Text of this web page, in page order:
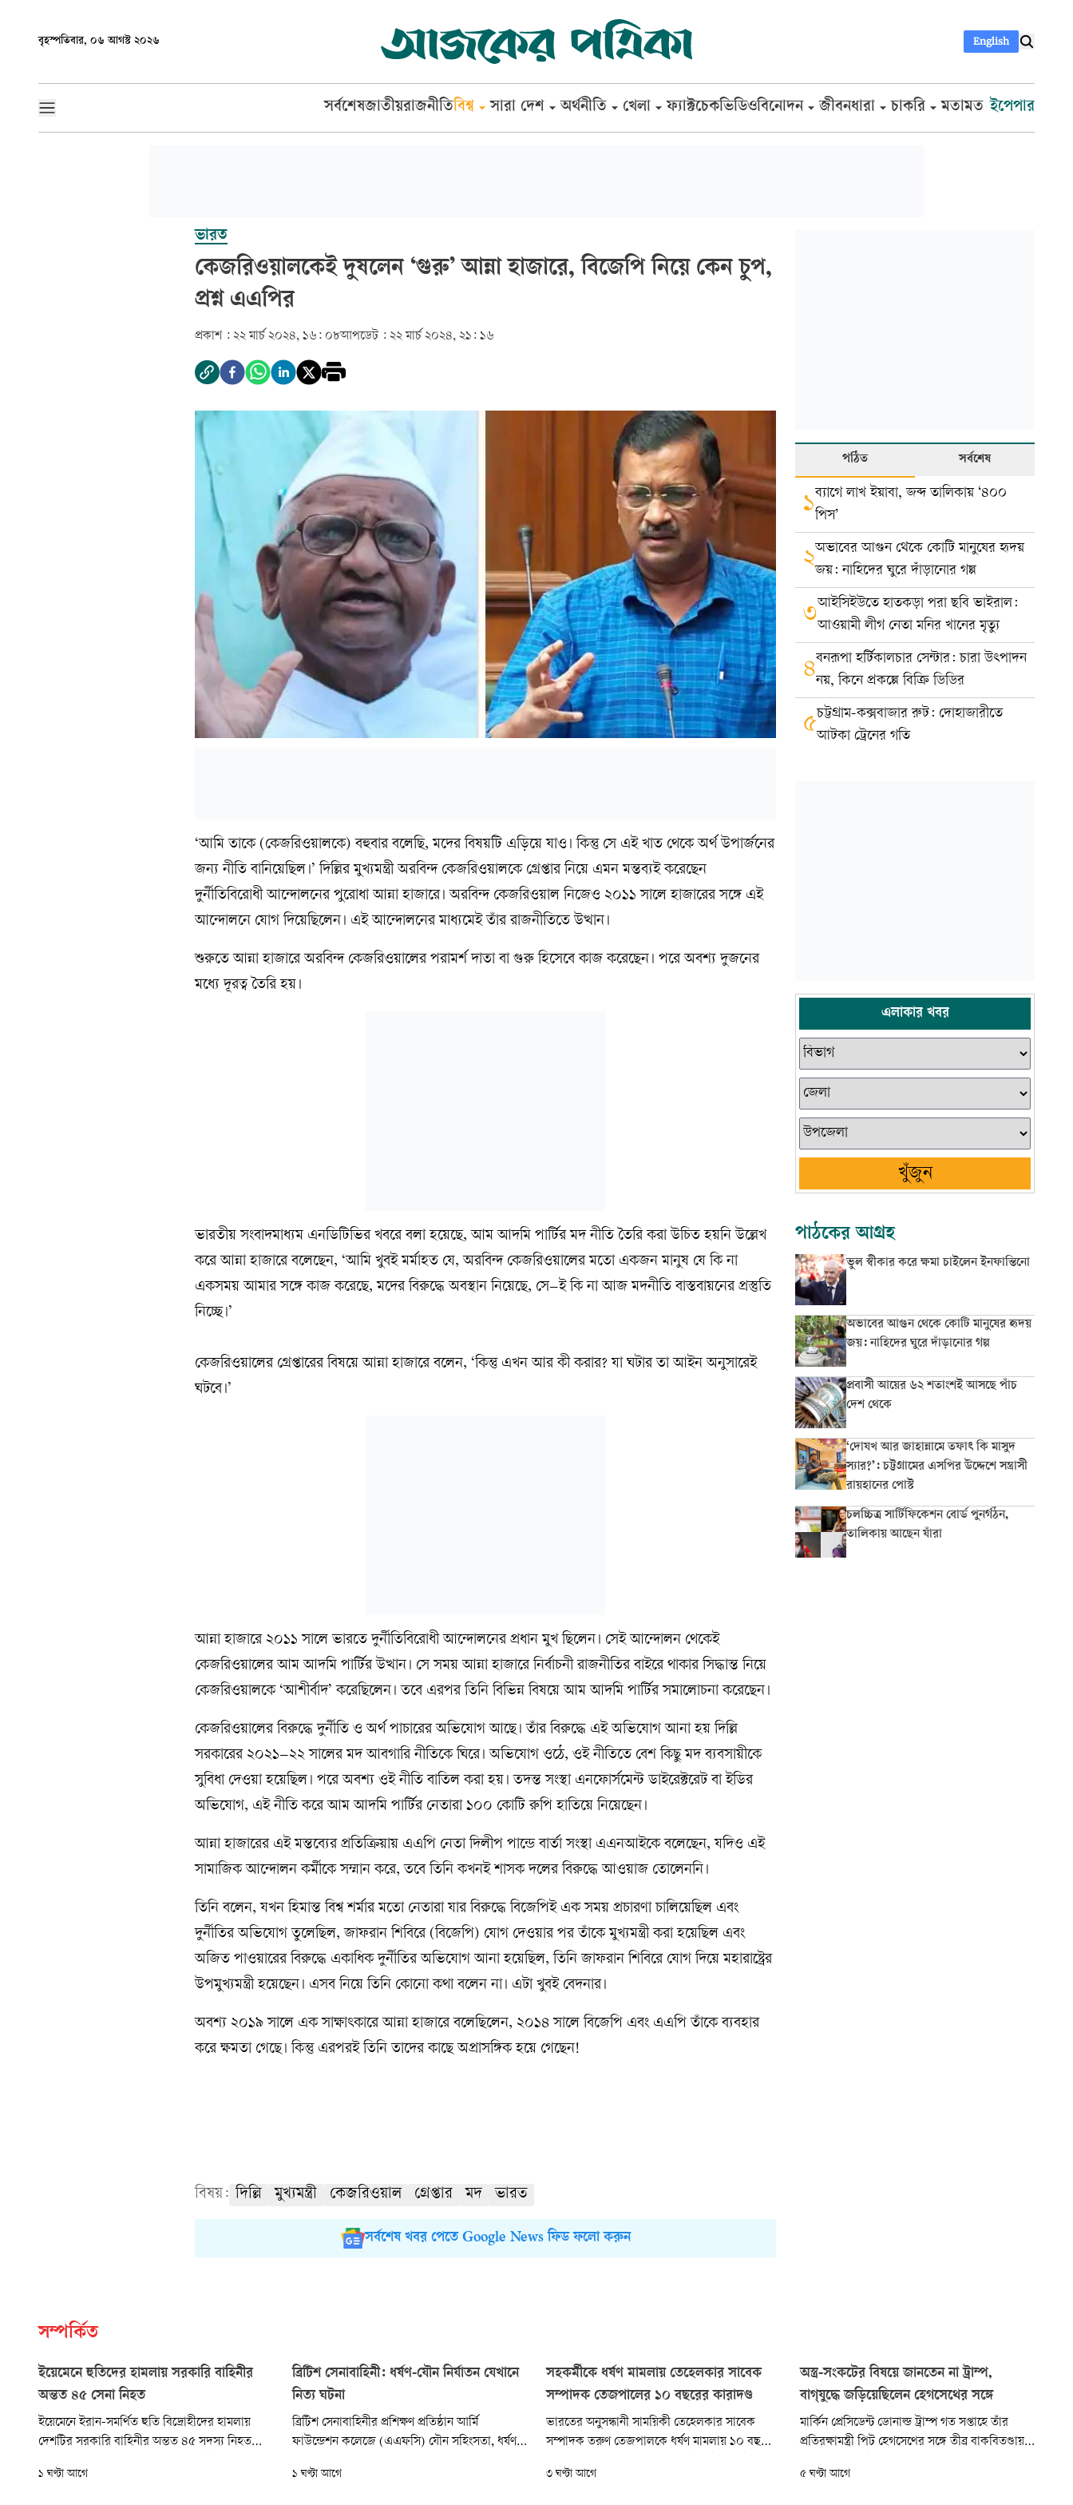
বৃহস্পতিবার, ০৬ আগস্ট ২০২৬ English
সর্বশেষজাতীয়রাজনীতিবিশ্ব সারা দেশ অর্থনীতি খেলা ফ্যাক্টচেকভিডিওবিনোদন জীবনধারা চাকরি মতামত ইপেপার
ভারত
কেজরিওয়ালকেই দুষলেন ‘গুরু’ আন্না হাজারে, বিজেপি নিয়ে কেন চুপ,
প্রশ্ন এএপির
প্রকাশ : ২২ মার্চ ২০২৪, ১৬: ০৮আপডেট : ২২ মার্চ ২০২৪, ২১: ১৬
‘আমি তাকে (কেজরিওয়ালকে) বহুবার বলেছি, মদের বিষয়টি এড়িয়ে যাও। কিন্তু সে এই খাত থেকে অর্থ উপার্জনের
জন্য নীতি বানিয়েছিল।’ দিল্লির মুখ্যমন্ত্রী অরবিন্দ কেজরিওয়ালকে গ্রেপ্তার নিয়ে এমন মন্তব্যই করেছেন
দুর্নীতিবিরোধী আন্দোলনের পুরোধা আন্না হাজারে। অরবিন্দ কেজরিওয়াল নিজেও ২০১১ সালে হাজারের সঙ্গে এই
আন্দোলনে যোগ দিয়েছিলেন। এই আন্দোলনের মাধ্যমেই তাঁর রাজনীতিতে উত্থান।
শুরুতে আন্না হাজারে অরবিন্দ কেজরিওয়ালের পরামর্শ দাতা বা গুরু হিসেবে কাজ করেছেন। পরে অবশ্য দুজনের
মধ্যে দূরত্ব তৈরি হয়।
ভারতীয় সংবাদমাধ্যম এনডিটিভির খবরে বলা হয়েছে, আম আদমি পার্টির মদ নীতি তৈরি করা উচিত হয়নি উল্লেখ
করে আন্না হাজারে বলেছেন, ‘আমি খুবই মর্মাহত যে, অরবিন্দ কেজরিওয়ালের মতো একজন মানুষ যে কি না
একসময় আমার সঙ্গে কাজ করেছে, মদের বিরুদ্ধে অবস্থান নিয়েছে, সে–ই কি না আজ মদনীতি বাস্তবায়নের প্রস্তুতি
নিচ্ছে।’
কেজরিওয়ালের গ্রেপ্তারের বিষয়ে আন্না হাজারে বলেন, ‘কিন্তু এখন আর কী করার? যা ঘটার তা আইন অনুসারেই
ঘটবে।’
আন্না হাজারে ২০১১ সালে ভারতে দুর্নীতিবিরোধী আন্দোলনের প্রধান মুখ ছিলেন। সেই আন্দোলন থেকেই
কেজরিওয়ালের আম আদমি পার্টির উত্থান। সে সময় আন্না হাজারে নির্বাচনী রাজনীতির বাইরে থাকার সিদ্ধান্ত নিয়ে
কেজরিওয়ালকে ‘আশীর্বাদ’ করেছিলেন। তবে এরপর তিনি বিভিন্ন বিষয়ে আম আদমি পার্টির সমালোচনা করেছেন।
কেজরিওয়ালের বিরুদ্ধে দুর্নীতি ও অর্থ পাচারের অভিযোগ আছে। তাঁর বিরুদ্ধে এই অভিযোগ আনা হয় দিল্লি
সরকারের ২০২১–২২ সালের মদ আবগারি নীতিকে ঘিরে। অভিযোগ ওঠে, ওই নীতিতে বেশ কিছু মদ ব্যবসায়ীকে
সুবিধা দেওয়া হয়েছিল। পরে অবশ্য ওই নীতি বাতিল করা হয়। তদন্ত সংস্থা এনফোর্সমেন্ট ডাইরেক্টরেট বা ইডির
অভিযোগ, এই নীতি করে আম আদমি পার্টির নেতারা ১০০ কোটি রুপি হাতিয়ে নিয়েছেন।
আন্না হাজারের এই মন্তব্যের প্রতিক্রিয়ায় এএপি নেতা দিলীপ পান্ডে বার্তা সংস্থা এএনআইকে বলেছেন, যদিও এই
সামাজিক আন্দোলন কর্মীকে সম্মান করে, তবে তিনি কখনই শাসক দলের বিরুদ্ধে আওয়াজ তোলেননি।
তিনি বলেন, যখন হিমান্ত বিশ্ব শর্মার মতো নেতারা যার বিরুদ্ধে বিজেপিই এক সময় প্রচারণা চালিয়েছিল এবং
দুর্নীতির অভিযোগ তুলেছিল, জাফরান শিবিরে (বিজেপি) যোগ দেওয়ার পর তাঁকে মুখ্যমন্ত্রী করা হয়েছিল এবং
অজিত পাওয়ারের বিরুদ্ধে একাধিক দুর্নীতির অভিযোগ আনা হয়েছিল, তিনি জাফরান শিবিরে যোগ দিয়ে মহারাষ্ট্রের
উপমুখ্যমন্ত্রী হয়েছেন। এসব নিয়ে তিনি কোনো কথা বলেন না। এটা খুবই বেদনার।
অবশ্য ২০১৯ সালে এক সাক্ষাৎকারে আন্না হাজারে বলেছিলেন, ২০১৪ সালে বিজেপি এবং এএপি তাঁকে ব্যবহার
করে ক্ষমতা গেছে। কিন্তু এরপরই তিনি তাদের কাছে অপ্রাসঙ্গিক হয়ে গেছেন!
বিষয়: দিল্লি মুখ্যমন্ত্রী কেজরিওয়াল গ্রেপ্তার মদ ভারত
সর্বশেষ খবর পেতে Google News ফিড ফলো করুন
পঠিত সর্বশেষ
১ব্যাগে লাখ ইয়াবা, জব্দ তালিকায় ‘৪০০
পিস’
২অভাবের আগুন থেকে কোটি মানুষের হৃদয়
জয়: নাহিদের ঘুরে দাঁড়ানোর গল্প
৩আইসিইউতে হাতকড়া পরা ছবি ভাইরাল:
আওয়ামী লীগ নেতা মনির খানের মৃত্যু
৪বনরূপা হর্টিকালচার সেন্টার: চারা উৎপাদন
নয়, কিনে প্রকল্পে বিক্রি ডিডির
৫চট্টগ্রাম-কক্সবাজার রুট: দোহাজারীতে
আটকা ট্রেনের গতি
এলাকার খবর
খুঁজুন
পাঠকের আগ্রহ
ভুল স্বীকার করে ক্ষমা চাইলেন ইনফান্তিনো
অভাবের আগুন থেকে কোটি মানুষের হৃদয়
জয়: নাহিদের ঘুরে দাঁড়ানোর গল্প
প্রবাসী আয়ের ৬২ শতাংশই আসছে পাঁচ
দেশ থেকে
‘দোযখ আর জাহান্নামে তফাৎ কি মাসুদ
স্যার?’: চট্টগ্রামের এসপির উদ্দেশে সন্ত্রাসী
রায়হানের পোস্ট
চলচ্চিত্র সার্টিফিকেশন বোর্ড পুনর্গঠন,
তালিকায় আছেন যাঁরা
সম্পর্কিত
ইয়েমেনে হুতিদের হামলায় সরকারি বাহিনীর
অন্তত ৪৫ সেনা নিহত
ইয়েমেনে ইরান-সমর্থিত হুতি বিদ্রোহীদের হামলায়
দেশটির সরকারি বাহিনীর অন্তত ৪৫ সদস্য নিহত
জানিয়েছে মধ্যপ্রাচ্যভিত্তিক দ্য ন্যাশনাল সহ
১ ঘণ্টা আগে
ব্রিটিশ সেনাবাহিনী: ধর্ষণ-যৌন নির্যাতন যেখানে
নিত্য ঘটনা
ব্রিটিশ সেনাবাহিনীর প্রশিক্ষণ প্রতিষ্ঠান আর্মি
ফাউন্ডেশন কলেজে (এএফসি) যৌন সহিংসতা, ধর্ষণ
নারী প্রশিক্ষণার্থী। বিবিসির অনুসন্ধানে তারা
১ ঘণ্টা আগে
সহকর্মীকে ধর্ষণ মামলায় তেহেলকার সাবেক
সম্পাদক তেজপালের ১০ বছরের কারাদণ্ড
ভারতের অনুসন্ধানী সাময়িকী তেহেলকার সাবেক
সম্পাদক তরুণ তেজপালকে ধর্ষণ মামলায় ১০ বছরের
তাঁকে ১০ লাখ ২১ হাজার রুপি জরিমানা করা হয়েছে,
৩ ঘণ্টা আগে
অস্ত্র-সংকটের বিষয়ে জানতেন না ট্রাম্প,
বাগ্‌যুদ্ধে জড়িয়েছিলেন হেগসেথের সঙ্গে
মার্কিন প্রেসিডেন্ট ডোনাল্ড ট্রাম্প গত সপ্তাহে তাঁর
প্রতিরক্ষামন্ত্রী পিট হেগসেথের সঙ্গে তীব্র বাকবিতণ্ডায়
অভিযান শুরুর প্রস্তুতির মধ্যে যুক্তরাষ্ট্রের অস্ত্র ও
৫ ঘণ্টা আগে